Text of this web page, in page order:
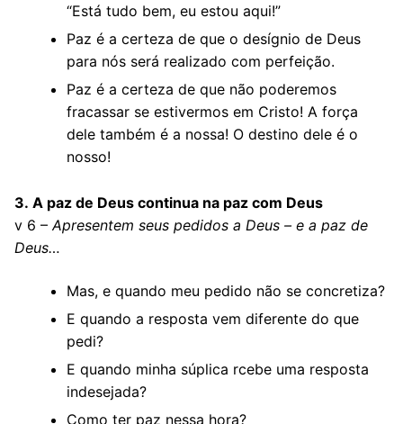
“Está tudo bem, eu estou aqui!”
Paz é a certeza de que o desígnio de Deus
para nós será realizado com perfeição.
Paz é a certeza de que não poderemos
fracassar se estivermos em Cristo! A força
dele também é a nossa! O destino dele é o
nosso!
3. A paz de Deus continua na paz com Deus
v 6 –Apresentem seus pedidos a Deus – e a paz de
Deus…
Mas, e quando meu pedido não se concretiza?
E quando a resposta vem diferente do que
pedi?
E quando minha súplica rcebe uma resposta
indesejada?
Como ter paz nessa hora?